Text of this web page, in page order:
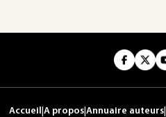
Accueil A propos Annuaire auteurs